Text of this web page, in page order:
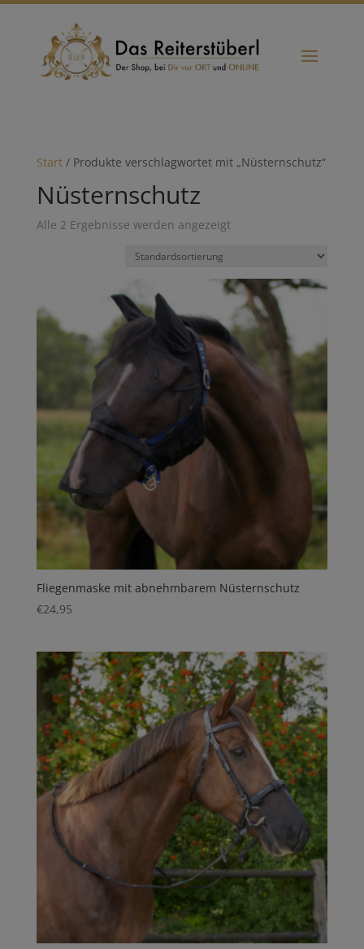
Start/ Produkte verschlagwortet mit „Nüsternschutz“
Nüsternschutz
Alle 2 Ergebnisse werden angezeigt
Fliegenmaske mit abnehmbarem Nüsternschutz
€24,95